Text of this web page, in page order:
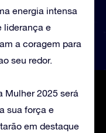
energia intensa
liderança e
a coragem para
seu redor.
Mulher 2025 será
sua força e
em destaque